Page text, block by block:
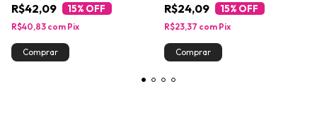
R$42,09 15% OFF
R$40,83 com Pix
R$24,09 15% OFF
R$23,37 com Pix